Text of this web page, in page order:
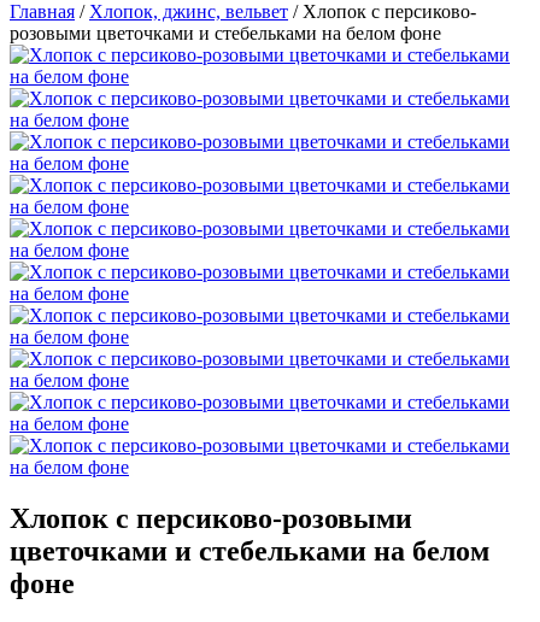
Главная / Хлопок, джинс, вельвет / Хлопок с персиково-
розовыми цветочками и стебельками на белом фоне
Хлопок с персиково-розовыми
цветочками и стебельками на белом
фоне